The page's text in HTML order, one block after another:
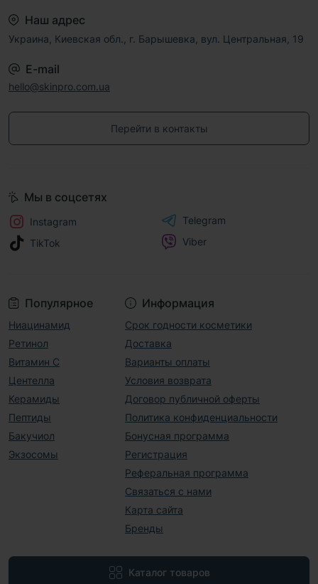
Наш адрес
Украина, Киевская обл., г. Барышевка, вул. Центральная, 19
E-mail
hello@skinpro.com.ua
Перейти в контакты
Популярное
Ниацинамид
Ретинол
Витамин С
Центелла
Керамиды
Пептиды
Бакучиол
Экзосомы
Информация
Срок годности косметики
Доставка
Варианты оплаты
Условия возврата
Договор публичной оферты
Политика конфиденциальности
Бонусная программа
Регистрация
Реферальная программа
Связаться с нами
Карта сайта
Бренды
Каталог товаров
Мы в соцсетях
Instagram
TikTok
Telegram
Viber